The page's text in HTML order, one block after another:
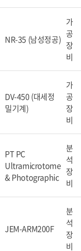
NR-35 (남성정공)
가
공
장
비
DV-450 (대세정
밀기계)
가
공
장
비
PT PC
Ultramicrotome
& Photographic
분
석
장
비
JEM-ARM200F
분
석
장
비